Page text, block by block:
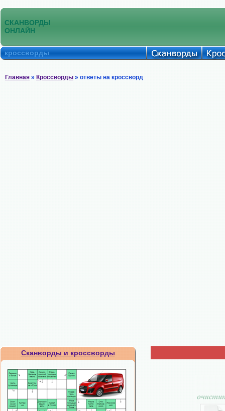
СКАНВОРДЫ
ОНЛАЙН
кроссворды
Главная » Кроссворды » ответы на кроссворд
Сканворды и кроссворды